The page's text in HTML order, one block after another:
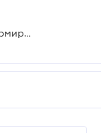
В скором времени решится судьба реформирования корпоративного управления в банках